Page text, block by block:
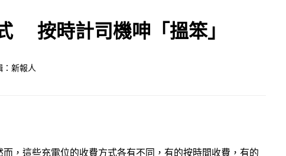
按時計司機呻「搵笨」
：新報人
，這些充電位的收費方式各有不同，有的按時間收費，有的